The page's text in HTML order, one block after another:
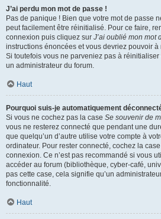
J’ai perdu mon mot de passe !
Pas de panique ! Bien que votre mot de passe
peut facilement être réinitialisé. Pour ce faire,
connexion puis cliquez sur J’ai oublié mon mot
instructions énoncées et vous devriez pouvoir
Si toutefois vous ne parveniez pas à
un administrateur du forum.
Haut
Pourquoi suis-je automatiquement
Si vous ne cochez pas la case Se souvenir de
vous ne resterez connecté que pendant une
que quelqu’un d’autre utilise votre compte à
ordinateur. Pour rester connecté, cochez la case
connexion. Ce n’est pas recommandé si vous
accéder au forum (bibliothèque, cyber-café,
pas cette case, cela signifie qu’un
fonctionnalité.
Haut